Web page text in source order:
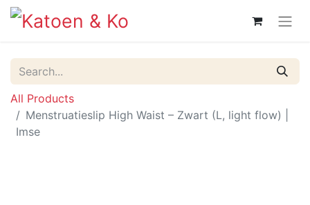
All Products
Menstruatieslip High Waist – Zwart (L, light flow) |
Imse